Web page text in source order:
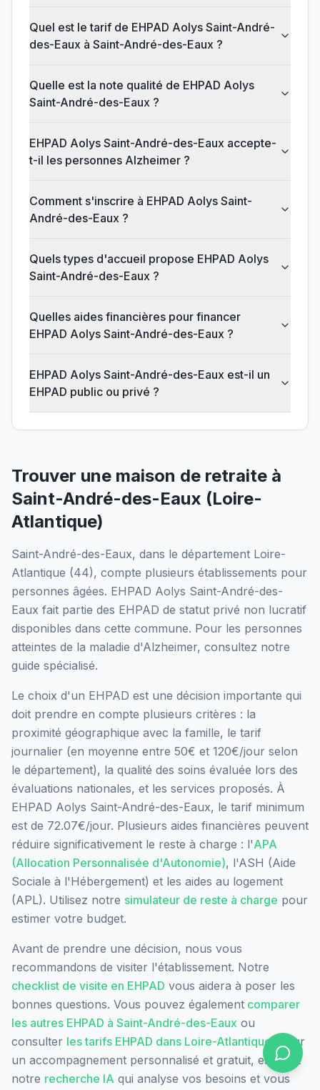
Quel est le tarif de EHPAD Aolys Saint-André-
des-Eaux à Saint-André-des-Eaux ?
Quelle est la note qualité de EHPAD Aolys
Saint-André-des-Eaux ?
EHPAD Aolys Saint-André-des-Eaux accepte-
t-il les personnes Alzheimer ?
Comment s'inscrire à EHPAD Aolys Saint-
André-des-Eaux ?
Quels types d'accueil propose EHPAD Aolys
Saint-André-des-Eaux ?
Quelles aides financières pour financer
EHPAD Aolys Saint-André-des-Eaux ?
EHPAD Aolys Saint-André-des-Eaux est-il un
EHPAD public ou privé ?
Trouver une maison de retraite à
Saint-André-des-Eaux (Loire-
Atlantique)
Saint-André-des-Eaux, dans le département Loire-
Atlantique (44), compte plusieurs établissements pour
personnes âgées. EHPAD Aolys Saint-André-des-
Eaux fait partie des EHPAD de statut privé non lucratif
disponibles dans cette commune. Pour les personnes
atteintes de la maladie d'Alzheimer, consultez notre
guide spécialisé.
Le choix d'un EHPAD est une décision importante qui
doit prendre en compte plusieurs critères : la
proximité géographique avec la famille, le tarif
journalier (en moyenne entre 50€ et 120€/jour selon
le département), la qualité des soins évaluée lors des
évaluations nationales, et les services proposés. À
EHPAD Aolys Saint-André-des-Eaux, le tarif minimum
est de 72.07€/jour. Plusieurs aides financières peuvent
réduire significativement le reste à charge : l'APA
(Allocation Personnalisée d'Autonomie), l'ASH (Aide
Sociale à l'Hébergement) et les aides au logement
(APL). Utilisez notre simulateur de reste à charge pour
estimer votre budget.
Avant de prendre une décision, nous vous
recommandons de visiter l'établissement. Notre
checklist de visite en EHPAD vous aidera à poser les
bonnes questions. Vous pouvez également comparer
les autres EHPAD à Saint-André-des-Eaux ou
consulter les tarifs EHPAD dans Loire-Atlantique . Pour
un accompagnement personnalisé et gratuit, essayez
notre recherche IA qui analyse vos besoins et vous